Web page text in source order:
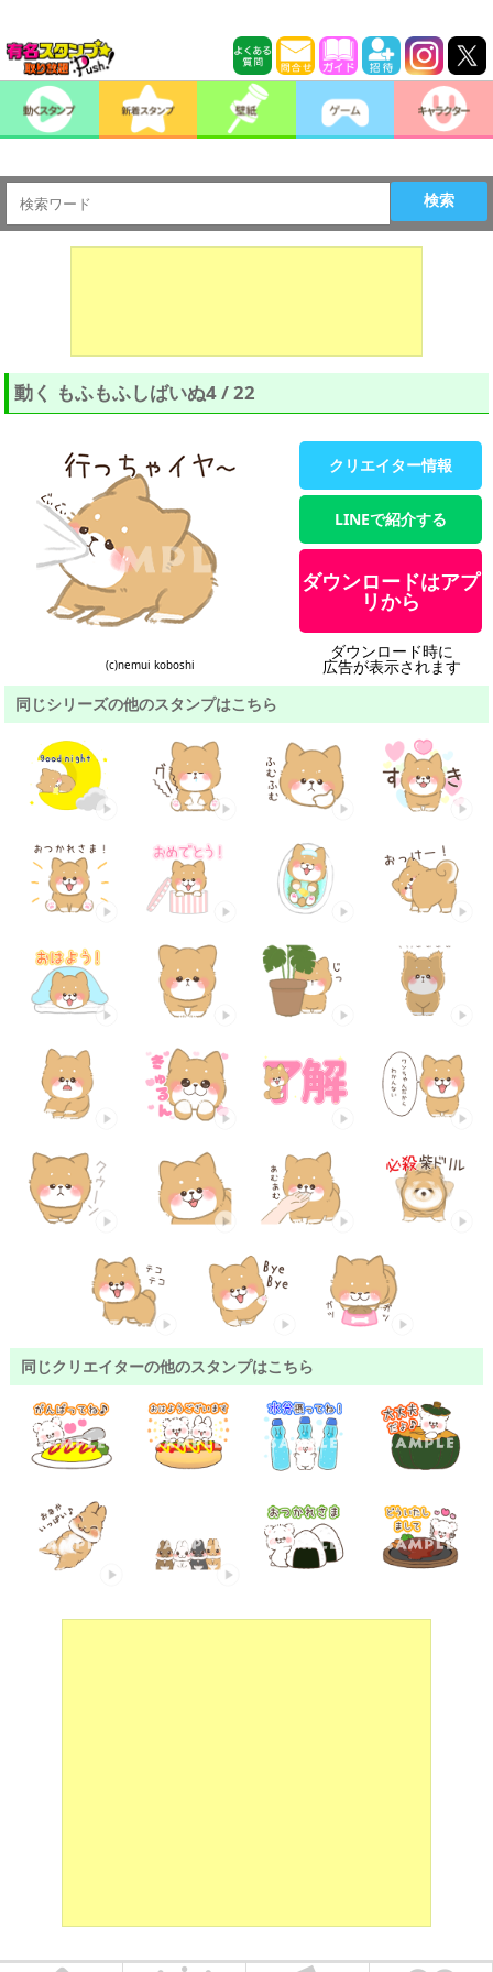
検索
動く もふもふしばいぬ4 / 22
(c)nemui koboshi
クリエイター情報
LINEで紹介する
ダウンロードはアプ
リから
ダウンロード時に
広告が表示されます
同じシリーズの他のスタンプはこちら
同じクリエイターの他のスタンプはこちら